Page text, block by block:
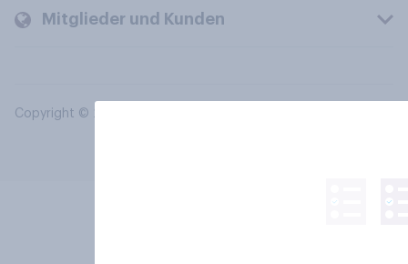
Mitglieder und Kunden
Copyright © 2026 YouGov PLC. Alle Rechte vorbehalten.